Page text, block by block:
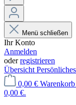
Menü schließen
Ihr Konto
Anmelden
oderregistrieren
Übersicht
0,00 €
0,00 €.